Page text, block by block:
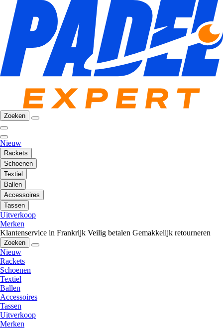
Zoeken
Nieuw
Rackets
Schoenen
Textiel
Ballen
Accessoires
Tassen
Uitverkoop
Merken
Klantenservice in Frankrijk Veilig betalen Gemakkelijk retourneren
Zoeken
Nieuw
Rackets
Schoenen
Textiel
Ballen
Accessoires
Tassen
Uitverkoop
Merken